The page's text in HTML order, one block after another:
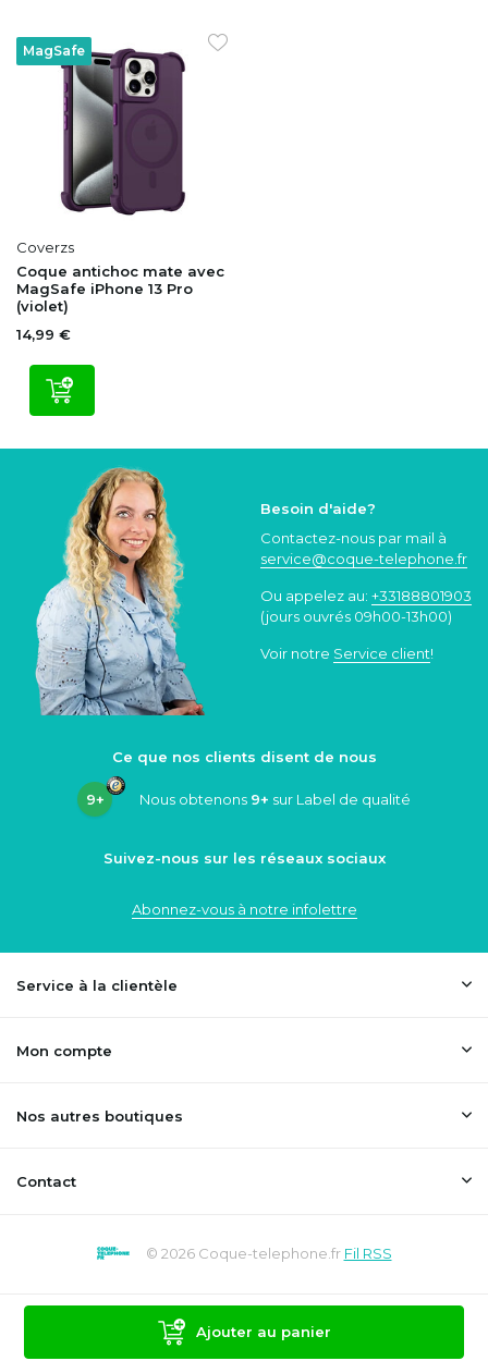
Ajouter au panier
MagSafe
Coverzs
Coque antichoc mate avec
MagSafe iPhone 13 Pro
(violet)
14,99 €
Besoin d'aide?
Contactez-nous par mail à
service@coque-telephone.fr
Ou appelez au: +33188801903
(jours ouvrés 09h00-13h00)
Voir notre Service client!
Ce que nos clients disent de nous
9+ Nous obtenons 9+ sur Label de qualité
Suivez-nous sur les réseaux sociaux
Abonnez-vous à notre infolettre
Service à la clientèle
Mon compte
Nos autres boutiques
Contact
© 2026 Coque-telephone.fr Fil RSS